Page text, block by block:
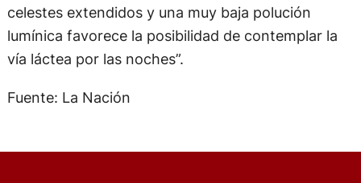
celestes extendidos y una muy baja polución
lumínica favorece la posibilidad de contemplar la
vía láctea por las noches”.
Fuente: La Nación